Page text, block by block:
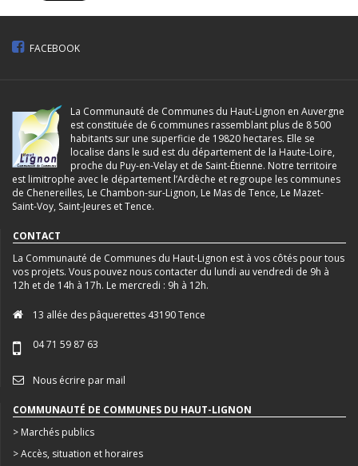
FACEBOOK
La Communauté de Communes du Haut-Lignon en Auvergne
est constituée de 6 communes rassemblant plus de 8 500
habitants sur une superficie de 19820 hectares. Elle se
localise dans le sud est du département de la Haute-Loire,
proche du Puy-en-Velay et de Saint-Étienne. Notre territoire
est limitrophe avec le département l’Ardèche et regroupe les communes
de Chenereilles, Le Chambon-sur-Lignon, Le Mas de Tence, Le Mazet-
Saint-Voy, Saint-Jeures et Tence.
CONTACT
La Communauté de Communes du Haut-Lignon est à vos côtés pour tous
vos projets. Vous pouvez nous contacter du lundi au vendredi de 9h à
12h et de 14h à 17h. Le mercredi : 9h à 12h.
13 allée des pâquerettes 43190 Tence
04 71 59 87 63
Nous écrire par mail
COMMUNAUTÉ DE COMMUNES DU HAUT-LIGNON
> Marchés publics
> Accès, situation et horaires